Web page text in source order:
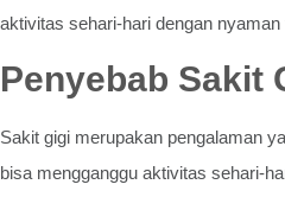
aktivitas sehari-hari dengan
Penyebab Sakit
Sakit gigi merupakan pengalaman
bisa mengganggu aktivitas sehari-